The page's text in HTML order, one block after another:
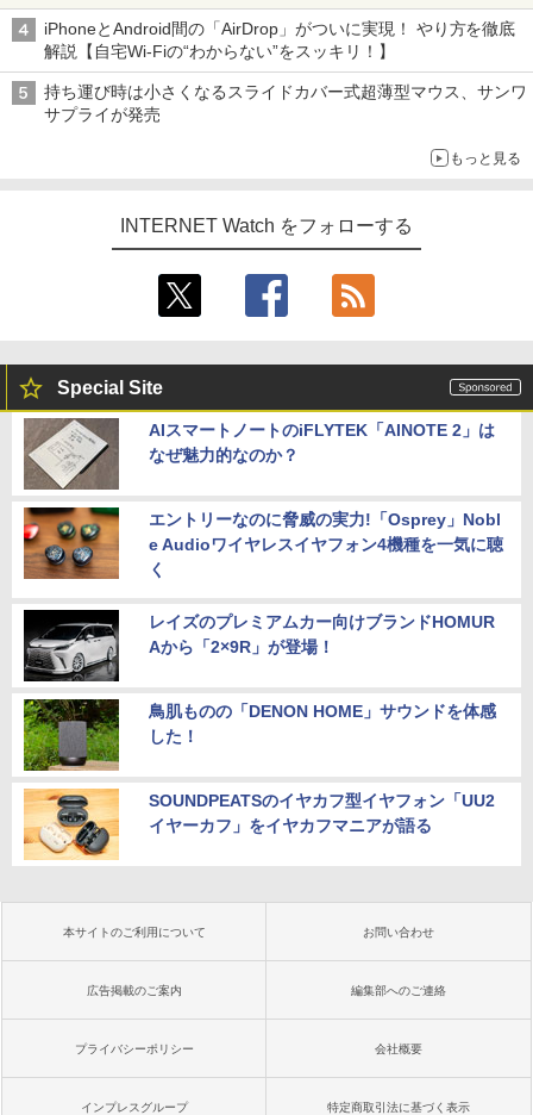
真や映像を使った投資詐欺などへの対策として
iPhoneとAndroid間の「AirDrop」がついに実現！ やり方を徹底
解説【自宅Wi-Fiの“わからない”をスッキリ！】
持ち運び時は小さくなるスライドカバー式超薄型マウス、サンワ
サプライが発売
もっと見る
INTERNET Watch をフォローする
Special Site
AIスマートノートのiFLYTEK「AINOTE 2」は
なぜ魅力的なのか？
エントリーなのに脅威の実力!「Osprey」Nobl
e Audioワイヤレスイヤフォン4機種を一気に聴
く
レイズのプレミアムカー向けブランドHOMUR
Aから「2×9R」が登場！
鳥肌ものの「DENON HOME」サウンドを体感
した！
SOUNDPEATSのイヤカフ型イヤフォン「UU2
イヤーカフ」をイヤカフマニアが語る
本サイトのご利用について お問い合わせ
広告掲載のご案内 編集部へのご連絡
プライバシーポリシー 会社概要
インプレスグループ 特定商取引法に基づく表示